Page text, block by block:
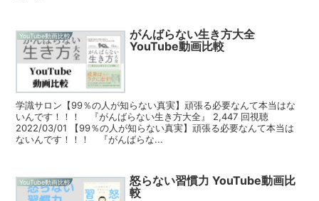
YouTube動画比較
がんばらない生き方大全
YouTube動画比較
学識サロン【99％の人が知らない真実】頑張る必要なんて本当はな
いんです！！！ 『がんばらない生き方大全』 2,447 回視聴
2022/03/01 【99％の人が知らない真実】頑張る必要なんて本当は
ないんです！！！ 『がんばらな...
YouTube動画比較
怒らない習慣力 YouTube動画比
較